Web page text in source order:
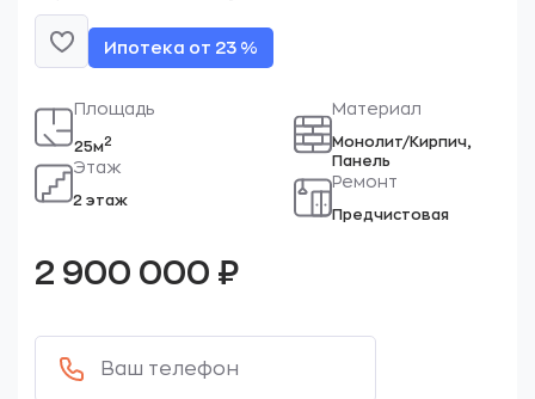
Ипотека от 23 %
Площадь
25м2
Этаж
2 этаж
Материал
Монолит/Кирпич,
Панель
Ремонт
Предчистовая
2 900 000 ₽